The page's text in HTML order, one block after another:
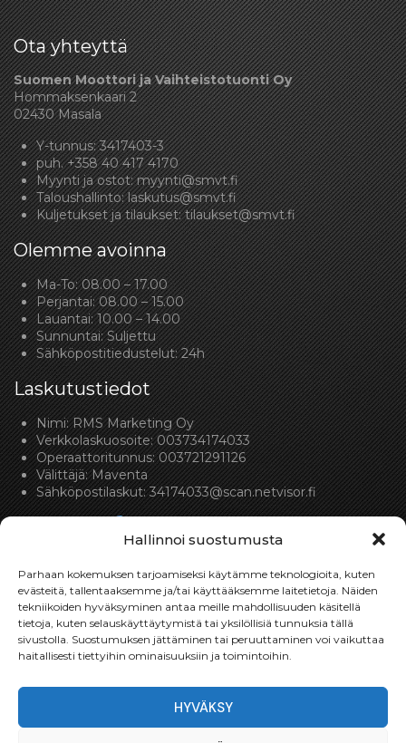
Hallinnoi suostumusta
Parhaan kokemuksen tarjoamiseksi käytämme teknologioita, kuten
evästeitä, tallentaaksemme ja/tai käyttääksemme laitetietoja. Näiden
tekniikoiden hyväksyminen antaa meille mahdollisuuden käsitellä
tietoja, kuten selauskäyttäytymistä tai yksilöllisiä tunnuksia tällä
sivustolla. Suostumuksen jättäminen tai peruuttaminen voi vaikuttaa
haitallisesti tiettyihin ominaisuuksiin ja toimintoihin.
HYVÄKSY
Ota yhteyttä
Suomen Moottori ja Vaihteistotuonti Oy
Hommaksenkaari 2
02430 Masala
Y-tunnus: 3417403-3
puh.+358 40 417 4170
Myynti ja ostot:myynti@smvt.fi
Taloushallinto:laskutus@smvt.fi
Kuljetukset ja tilaukset:tilaukset@smvt.fi
Olemme avoinna
Ma-To: 08.00 – 17.00
Perjantai: 08.00 – 15.00
Lauantai: 10.00 – 14.00
Sunnuntai: Suljettu
Sähköpostitiedustelut: 24h
Laskutustiedot
Nimi: RMS Marketing Oy
Verkkolaskuosoite: 003734174033
Operaattoritunnus: 003721291126
Välittäjä: Maventa
Sähköpostilaskut:34174033@scan.netvisor.fi
Toimitukset
Toimitamme osat perille toimitusperiaatteella siihen
osan toimitettavan.
Toimitusaika on yleensä noin yksi (1) viikko tilauspäivästä.
Toimitus- & takuuehdot